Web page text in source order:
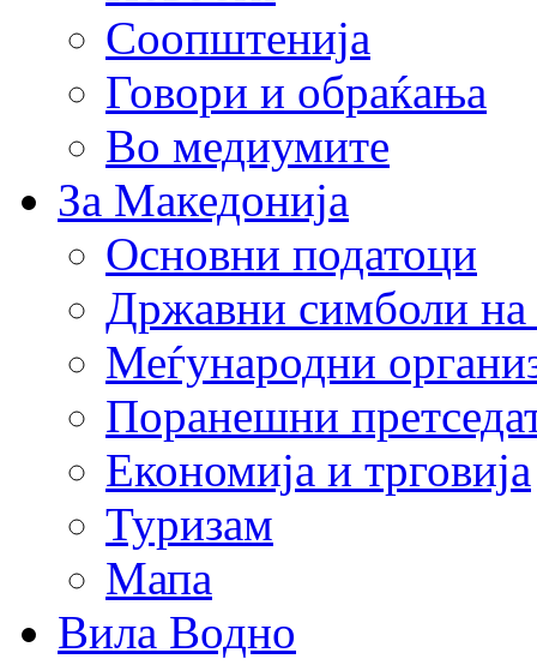
Соопштенија
Говори и обраќања
Во медиумите
За Македонија
Основни податоци
Државни симболи
Меѓународни
Поранешни
Економија и трговија
Туризам
Мапа
Вила Водно